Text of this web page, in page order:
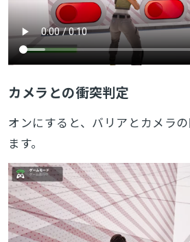
カメラとの衝突判定
オンにすると、バリアとカメラ
ます。